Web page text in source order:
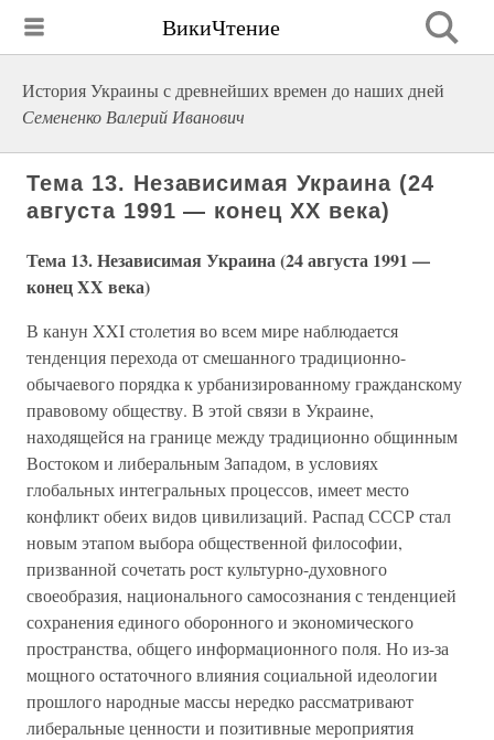
ВикиЧтение
История Украины с древнейших времен до наших дней
Семененко Валерий Иванович
Тема 13. Независимая Украина (24
августа 1991 — конец XX века)
Тема 13. Независимая Украина (24 августа 1991 —
конец XX века)
В канун XXI столетия во всем мире наблюдается
тенденция перехода от смешанного традиционно-
обычаевого порядка к урбанизированному гражданскому
правовому обществу. В этой связи в Украине,
находящейся на границе между традиционно общинным
Востоком и либеральным Западом, в условиях
глобальных интегральных процессов, имеет место
конфликт обеих видов цивилизаций. Распад СССР стал
новым этапом выбора общественной философии,
призванной сочетать рост культурно-духовного
своеобразия, национального самосознания с тенденцией
сохранения единого оборонного и экономического
пространства, общего информационного поля. Но из-за
мощного остаточного влияния социальной идеологии
прошлого народные массы нередко рассматривают
либеральные ценности и позитивные мероприятия